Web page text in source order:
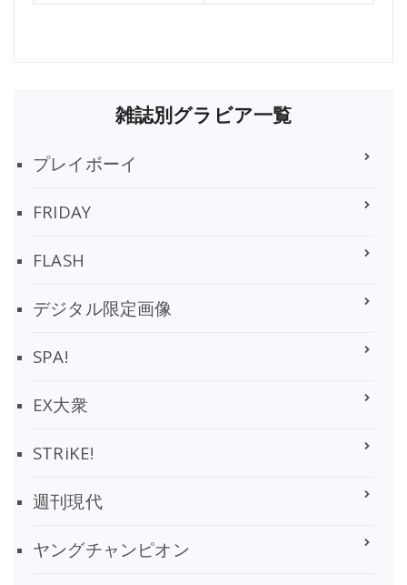
雑誌別グラビア一覧
プレイボーイ
FRIDAY
FLASH
デジタル限定画像
SPA!
EX大衆
STRiKE!
週刊現代
ヤングチャンピオン